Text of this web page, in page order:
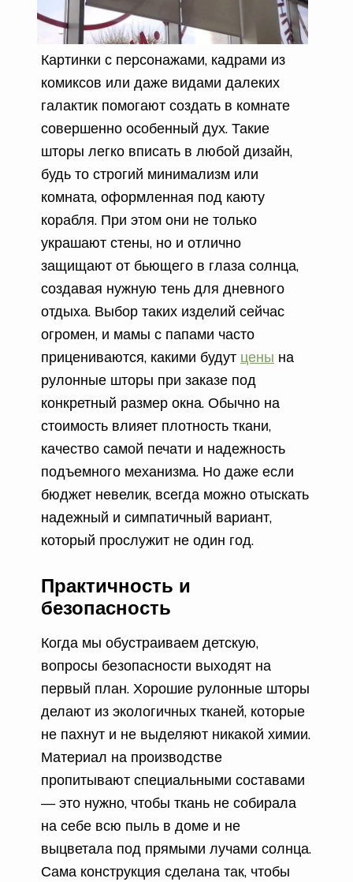
Картинки с персонажами, кадрами из
комиксов или даже видами далеких
галактик помогают создать в комнате
совершенно особенный дух. Такие
шторы легко вписать в любой дизайн,
будь то строгий минимализм или
комната, оформленная под каюту
корабля. При этом они не только
украшают стены, но и отлично
защищают от бьющего в глаза солнца,
создавая нужную тень для дневного
отдыха. Выбор таких изделий сейчас
огромен, и мамы с папами часто
прицениваются, какими будут цены на
рулонные шторы при заказе под
конкретный размер окна. Обычно на
стоимость влияет плотность ткани,
качество самой печати и надежность
подъемного механизма. Но даже если
бюджет невелик, всегда можно отыскать
надежный и симпатичный вариант,
который прослужит не один год.
Практичность и
безопасность
Когда мы обустраиваем детскую,
вопросы безопасности выходят на
первый план. Хорошие рулонные шторы
делают из экологичных тканей, которые
не пахнут и не выделяют никакой химии.
Материал на производстве
пропитывают специальными составами
— это нужно, чтобы ткань не собирала
на себе всю пыль в доме и не
выцветала под прямыми лучами солнца.
Сама конструкция сделана так, чтобы